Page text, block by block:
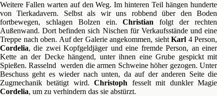
Weitere Fallen warten auf den Weg. Im hinteren Teil hängen hunderte
von Tierkadavern. Selbst als wir uns robbend über den Boden
fortbewegen, schlagen Bolzen ein.Christian folgt der rechten
Außenwand. Dort befinden sich Nischen für Verkaufsstände und eine
Treppe nach oben. Auf der Galerie angekommen, sieht Karl 4 Person,
Cordelia, die zwei Kopfgeldjäger und eine fremde Person, an einer
Kette an der Decke hängend, unter ihnen eine Grube gespickt mit
Spießen. Rasselnd werden die armen Schweine höher gezogen. Unter
Beschuss geht es wieder nach unten, da auf der anderen Seite die
Zugmechanik betätigt wird.Christoph fesselt mit dunkler Magie
Cordelia, um zu verhindern das sie abstürzt.